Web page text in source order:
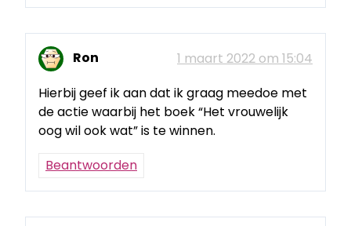
Ron
1 maart 2022 om 15:04
Hierbij geef ik aan dat ik graag meedoe met
de actie waarbij het boek “Het vrouwelijk
oog wil ook wat” is te winnen.
Beantwoorden